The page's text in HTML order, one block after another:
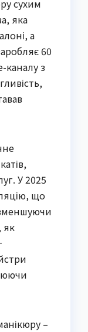
сухим
яка
а
60
каналу з
У 2025
що
як
–